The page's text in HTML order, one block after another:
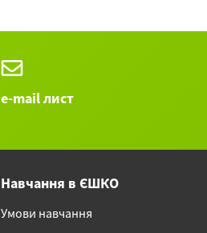
e-mail лист
Навчання в ЄШКО
Умови навчання